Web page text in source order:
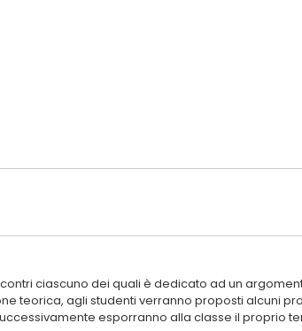
ciascuno dei quali è dedicato ad un
teorica, agli studenti verranno proposti alcuni